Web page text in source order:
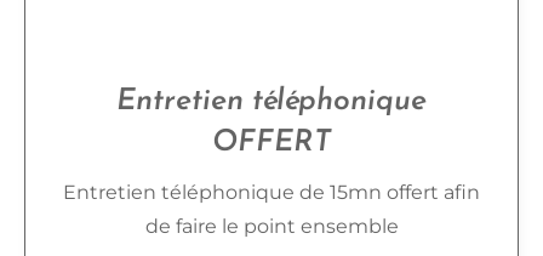
Entretien téléphonique
OFFERT
Entretien téléphonique de 15mn offert afin
de faire le point ensemble